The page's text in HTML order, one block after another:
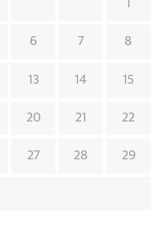
1
6 7 8
13 14 15
20 21 22
27 28 29